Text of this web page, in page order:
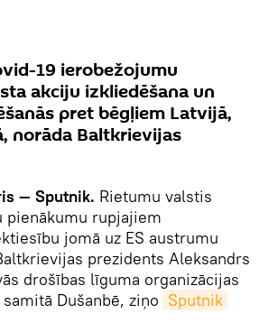
19 ierobežojumu
akciju izkliedēšana un
pret bēgļiem Latvijā,
norāda Baltkrievijas
— Sputnik. Rietumu valstis
pienākumu rupjajiem
jomā uz ES austrumu
prezidents Aleksandrs
drošības līguma organizācijas
Dušanbē, ziņo Sputnik